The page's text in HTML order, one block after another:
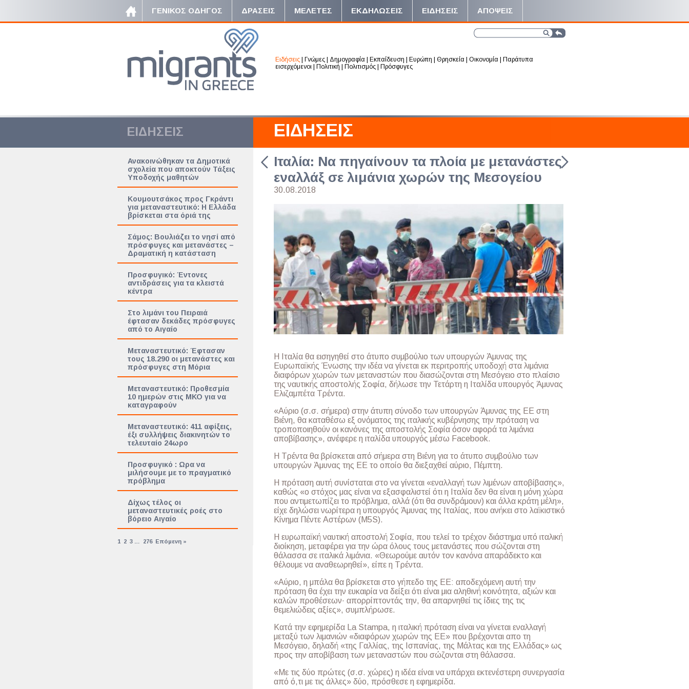
ΓΕΝΙΚΟΣ ΟΔΗΓΟΣ ΔΡΑΣΕΙΣ ΜΕΛΕΤΕΣ ΕΚΔΗΛΩΣΕΙΣ ΕΙΔΗΣΕΙΣ ΑΠΟΨΕΙΣ
Ειδήσεις| Γνώμες| Δημογραφία Εκπαίδευση Ευρώπη Θρησκεία Οικονομία
Παράτυπα
εισερχόμενοι| Πολιτική Πολιτισμός| Πρόσφυγες
ΕΙΔΗΣΕΙΣ
Ανακοινώθηκαν τα Δημοτικά
σχολεία που αποκτούν Τάξεις
Υποδοχής μαθητών
Κουμουτσάκος προς Γκράντι
για μεταναστευτικό: Η Ελλάδα
βρίσκεται στα όριά της
Σάμος: Βουλιάζει το νησί από
πρόσφυγες και μετανάστες –
Δραματική η κατάσταση
Προσφυγικό: Έντονες
αντιδράσεις για τα κλειστά
κέντρα
Στο λιμάνι του Πειραιά
έφτασαν δεκάδες πρόσφυγες
από το Αιγαίο
Μεταναστευτικό: Έφτασαν
τους 18.290 οι μετανάστες και
πρόσφυγες στη Μόρια
Μεταναστευτικό: Προθεσμία
10 ημερών στις ΜΚΟ για να
καταγραφούν
Μεταναστευτικό: 411 αφίξεις,
έξι συλλήψεις διακινητών το
τελευταίο 24ωρο
Προσφυγικό : Ωρα να
μιλήσουμε με το πραγματικό
πρόβλημα
Δίχως τέλος οι
μεταναστευτικές ροές στο
βόρειο Αιγαίο
1 2 3 276 Επόμενη »
ΕΙΔΗΣΕΙΣ
Ιταλία: Να πηγαίνουν τα πλοία με μετανάστες
εναλλάξ σε λιμάνια χωρών της Μεσογείου
30.08.2018
Η Ιταλία θα εισηγηθεί στο άτυπο συμβούλιο των υπουργών Άμυνας της
Ευρωπαϊκής Ένωσης την ιδέα να γίνεται εκ περιτροπής υποδοχή στα λιμάνια
διαφόρων χωρών των μεταναστών που διασώζονται στη Μεσόγειο στο πλαίσιο
της ναυτικής αποστολής Σοφία, δήλωσε την Τετάρτη η Ιταλίδα υπουργός Άμυνας
Ελιζαμπέτα Τρέντα.
«Αύριο (σ.σ. σήμερα) στην άτυπη σύνοδο των υπουργών Άμυνας της ΕΕ στη
Βιένη, θα καταθέσω εξ ονόματος της ιταλικής κυβέρνησης την πρόταση να
τροποποιηθούν οι κανόνες της αποστολής Σοφία όσον αφορά τα λιμάνια
αποβίβασης», ανέφερε η ιταλίδα υπουργός μέσω Facebook.
Η Τρέντα θα βρίσκεται από σήμερα στη Βιένη για το άτυπο συμβούλιο των
υπουργών Άμυνας της ΕΕ το οποίο θα διεξαχθεί αύριο, Πέμπτη.
Η πρόταση αυτή συνίσταται στο να γίνεται «εναλλαγή των λιμένων αποβίβασης»,
καθώς «ο στόχος μας είναι να εξασφαλιστεί ότι η Ιταλία δεν θα είναι η μόνη χώρα
που αντιμετωπίζει το πρόβλημα, αλλά (ότι θα συνδράμουν) και άλλα κράτη μέλη»,
είχε δηλώσει νωρίτερα η υπουργός Άμυνας της Ιταλίας, που ανήκει στο λαϊκιστικό
Κίνημα Πέντε Αστέρων (M5S).
Η ευρωπαϊκή ναυτική αποστολή Σοφία, που τελεί το τρέχον διάστημα υπό ιταλική
διοίκηση, μεταφέρει για την ώρα όλους τους μετανάστες που σώζονται στη
θάλασσα σε ιταλικά λιμάνια. «Θεωρούμε αυτόν τον κανόνα απαράδεκτο και
θέλουμε να αναθεωρηθεί», είπε η Τρέντα.
«Αύριο, η μπάλα θα βρίσκεται στο γήπεδο της ΕΕ: αποδεχόμενη αυτή την
πρόταση θα έχει την ευκαιρία να δείξει ότι είναι μια αληθινή κοινότητα, αξιών και
καλών προθέσεων· απορρίπτοντάς την, θα απαρνηθεί τις ίδιες της τις
θεμελιώδεις αξίες», συμπλήρωσε.
Κατά την εφημερίδα La Stampa, η ιταλική πρόταση είναι να γίνεται εναλλαγή
μεταξύ των λιμανιών «διαφόρων χωρών της ΕΕ» που βρέχονται απο τη
Μεσόγειο, δηλαδή «της Γαλλίας, της Ισπανίας, της Μάλτας και της Ελλάδας» ως
προς την αποβίβαση των μεταναστών που σώζονται στη θάλασσα.
«Με τις δύο πρώτες (σ.σ. χώρες) η ιδέα είναι να υπάρχει εκτενέστερη συνεργασία
από ό,τι με τις άλλες» δύο, πρόσθεσε η εφημερίδα.